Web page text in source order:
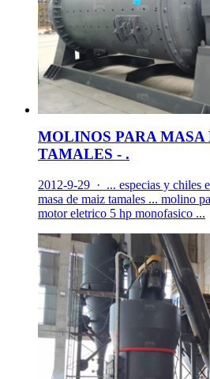
MOLINOS PARA
TAMALES - .
2012-9-29 · ... especias y chiles
masa de maiz tamales ... molino
motor eletrico 5 hp monofasico ...